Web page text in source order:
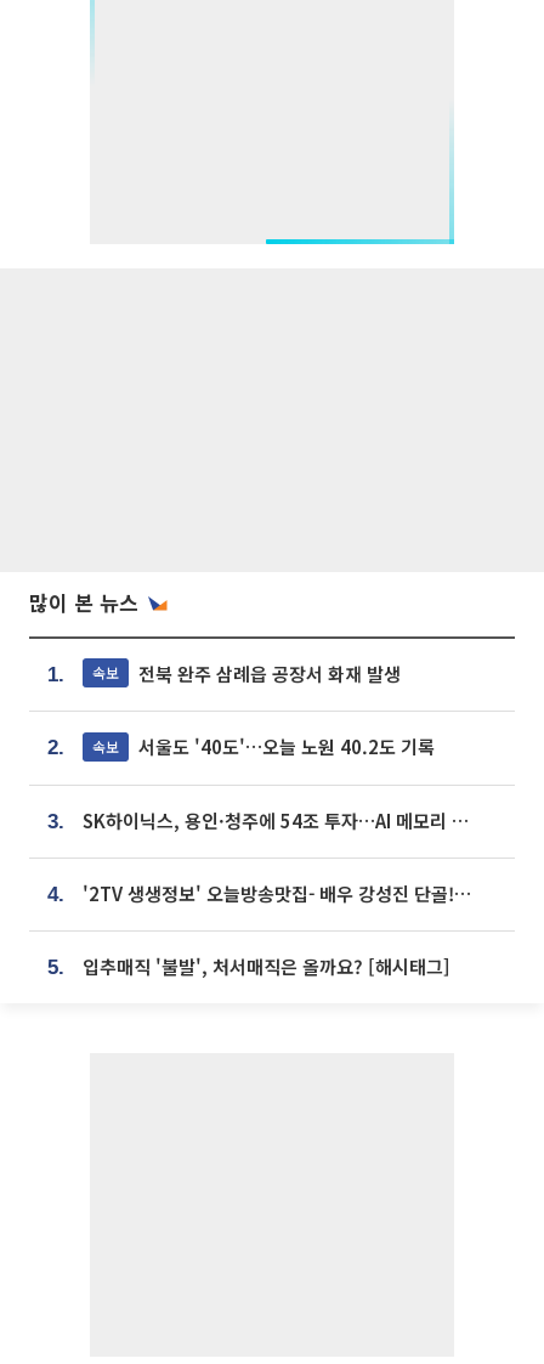
많이 본 뉴스
1. 속보 전북 완주 삼례읍 공장서 화재 발생
2. 속보 서울도 '40도'…오늘 노원 40.2도 기록
3. SK하이닉스, 용인·청주에 54조 투자…AI 메모리 생산기지 키운다
4. '2TV 생생정보' 오늘방송맛집- 배우 강성진 단골! 쌀국수ㆍ푸팟퐁 커리 맛집 '블○○○'
5. 입추매직 '불발', 처서매직은 올까요? [해시태그]